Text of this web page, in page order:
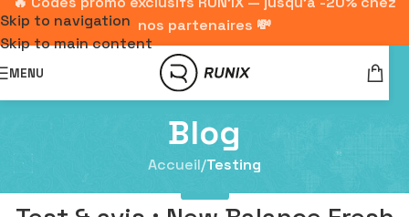
Skip to navigation
Skip to main content
nos partenaires 💸
MENU
Blog
Accueil/Testing